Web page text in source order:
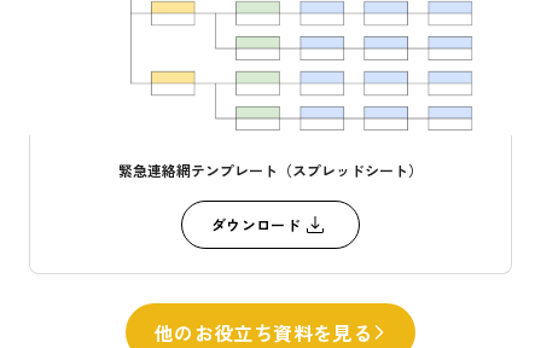
緊急連絡網テンプレート（スプレッドシート）
ダウンロード
他のお役立ち資料を見る